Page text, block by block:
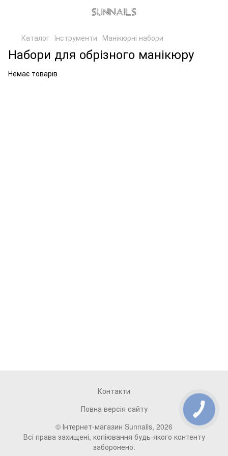
Каталог Інструменти Манікюрні набори
Набори для обрізного манікюру
Немає товарів
Контакти
Повна версія сайту
© Інтернет-магазин Sunnails, 2026
Всі права захищені, копіювання будь-якого контенту
заборонено.